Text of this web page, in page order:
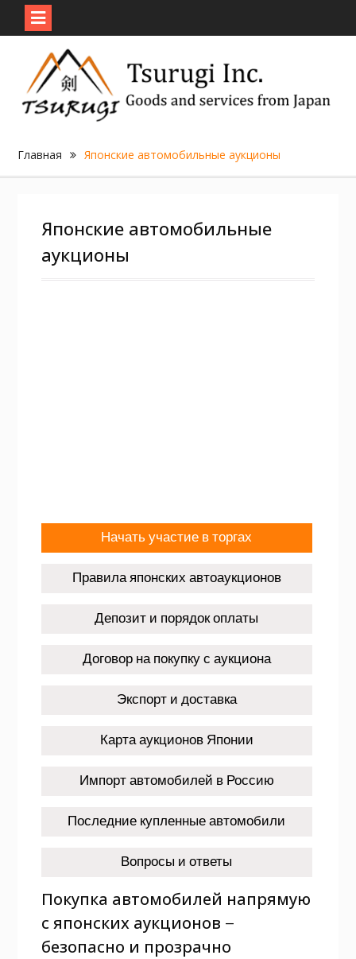
content
Главная Японские автомобильные аукционы
Японские автомобильные
аукционы
Начать участие в торгах
Правила японских автоаукционов
Депозит и порядок оплаты
Договор на покупку с аукциона
Экспорт и доставка
Карта аукционов Японии
Импорт автомобилей в Россию
Последние купленные автомобили
Вопросы и ответы
Покупка автомобилей напрямую
с японских аукционов —
безопасно и прозрачно